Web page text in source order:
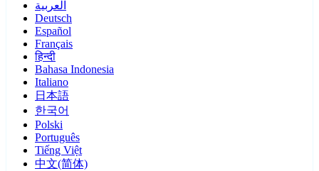
العربية
Deutsch
Español
Français
हिन्दी
Bahasa Indonesia
Italiano
日本語
한국어
Polski
Português
Tiếng Việt
中文(简体)